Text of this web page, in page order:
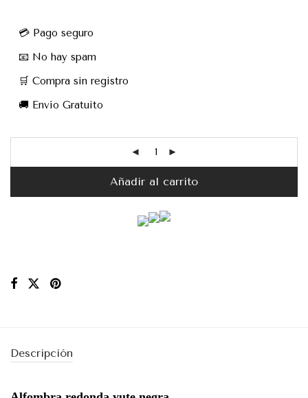
💳 Pago seguro
📧 No hay spam
🛒 Compra sin registro
🚚 Envío Gratuito
Añadir al carrito
Descripción